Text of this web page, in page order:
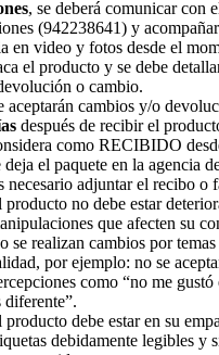
, se deberá comunicar con
(942238641) y
en video y fotos desde el
el producto y se debe
o cambio.
aceptarán cambios y/o
después de recibir el
como RECIBIDO
deja el paquete en la agencia
necesario adjuntar el recibo o
producto no debe estar
que afecten su
se realizan cambios por
por ejemplo: no se
como “no me gustó
diferente”.
producto debe estar en su
debidamente legibles y